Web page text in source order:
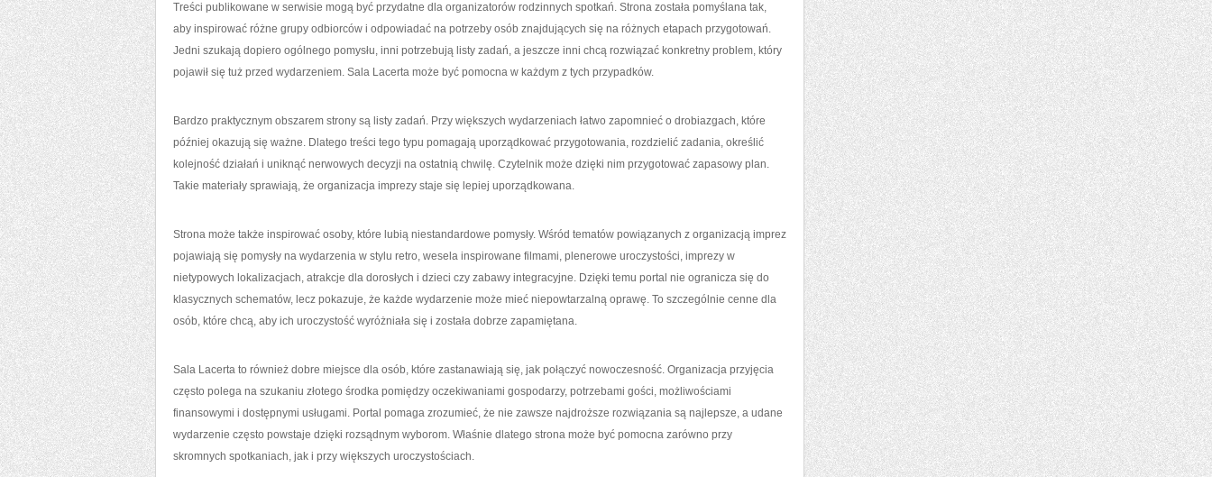
Treści publikowane w serwisie mogą być przydatne dla organizatorów rodzinnych spotkań. Strona została pomyślana tak,
aby inspirować różne grupy odbiorców i odpowiadać na potrzeby osób znajdujących się na różnych etapach przygotowań.
Jedni szukają dopiero ogólnego pomysłu, inni potrzebują listy zadań, a jeszcze inni chcą rozwiązać konkretny problem, który
pojawił się tuż przed wydarzeniem. Sala Lacerta może być pomocna w każdym z tych przypadków.
Bardzo praktycznym obszarem strony są listy zadań. Przy większych wydarzeniach łatwo zapomnieć o drobiazgach, które
później okazują się ważne. Dlatego treści tego typu pomagają uporządkować przygotowania, rozdzielić zadania, określić
kolejność działań i uniknąć nerwowych decyzji na ostatnią chwilę. Czytelnik może dzięki nim przygotować zapasowy plan.
Takie materiały sprawiają, że organizacja imprezy staje się lepiej uporządkowana.
Strona może także inspirować osoby, które lubią niestandardowe pomysły. Wśród tematów powiązanych z organizacją imprez
pojawiają się pomysły na wydarzenia w stylu retro, wesela inspirowane filmami, plenerowe uroczystości, imprezy w
nietypowych lokalizacjach, atrakcje dla dorosłych i dzieci czy zabawy integracyjne. Dzięki temu portal nie ogranicza się do
klasycznych schematów, lecz pokazuje, że każde wydarzenie może mieć niepowtarzalną oprawę. To szczególnie cenne dla
osób, które chcą, aby ich uroczystość wyróżniała się i została dobrze zapamiętana.
Sala Lacerta to również dobre miejsce dla osób, które zastanawiają się, jak połączyć nowoczesność. Organizacja przyjęcia
często polega na szukaniu złotego środka pomiędzy oczekiwaniami gospodarzy, potrzebami gości, możliwościami
finansowymi i dostępnymi usługami. Portal pomaga zrozumieć, że nie zawsze najdroższe rozwiązania są najlepsze, a udane
wydarzenie często powstaje dzięki rozsądnym wyborom. Właśnie dlatego strona może być pomocna zarówno przy
skromnych spotkaniach, jak i przy większych uroczystościach.